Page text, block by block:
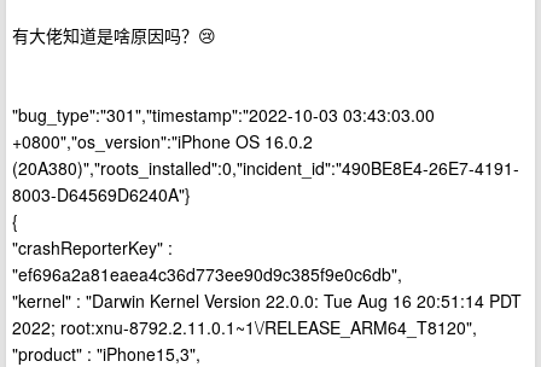
有大佬知道是啥原因吗？😢
"bug_type":"301","timestamp":"2022-10-03 03:43:03.00
+0800","os_version":"iPhone OS 16.0.2
(20A380)","roots_installed":0,"incident_id":"490BE8E4-26E7-4191-
8003-D64569D6240A"}
{
"crashReporterKey" :
"ef696a2a81eaea4c36d773ee90d9c385f9e0c6db",
"kernel" : "Darwin Kernel Version 22.0.0: Tue Aug 16 20:51:14 PDT
2022; root:xnu-8792.2.11.0.1~1\/RELEASE_ARM64_T8120",
"product" : "iPhone15,3",